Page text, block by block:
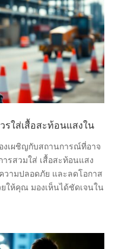
ใส่เสื้อสะท้อนแสงใน
เผชิญกับสถานการณ์ที่อาจ
รสวมใส่ เสื้อสะท้อนแสง
วามปลอดภัย และลดโอกาส
ให้คุณ มองเห็นได้ชัดเจนใน